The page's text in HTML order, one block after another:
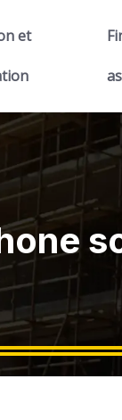
et